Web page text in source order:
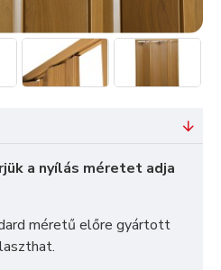
a nyílás méretet adja
méretű előre gyártott